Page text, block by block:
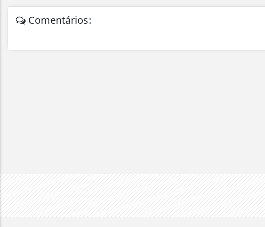
Comentários: